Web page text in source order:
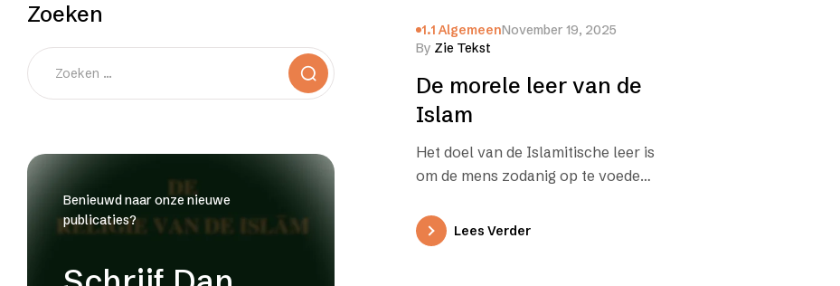
1.1 AlgemeenNovember 19, 2025
By Zie Tekst
De morele leer van de
Islam
Het doel van de Islamitische leer is
om de mens zodanig op te voeden,
Lees Verder
Zoeken
Benieuwd naar onze nieuwe
publicaties?